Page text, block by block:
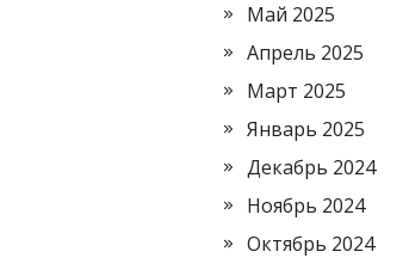
Май 2025
Апрель 2025
Март 2025
Январь 2025
Декабрь 2024
Ноябрь 2024
Октябрь 2024